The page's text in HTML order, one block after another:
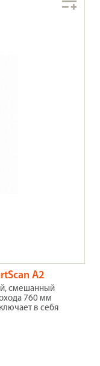
A2
смешанный
760 мм
в себя